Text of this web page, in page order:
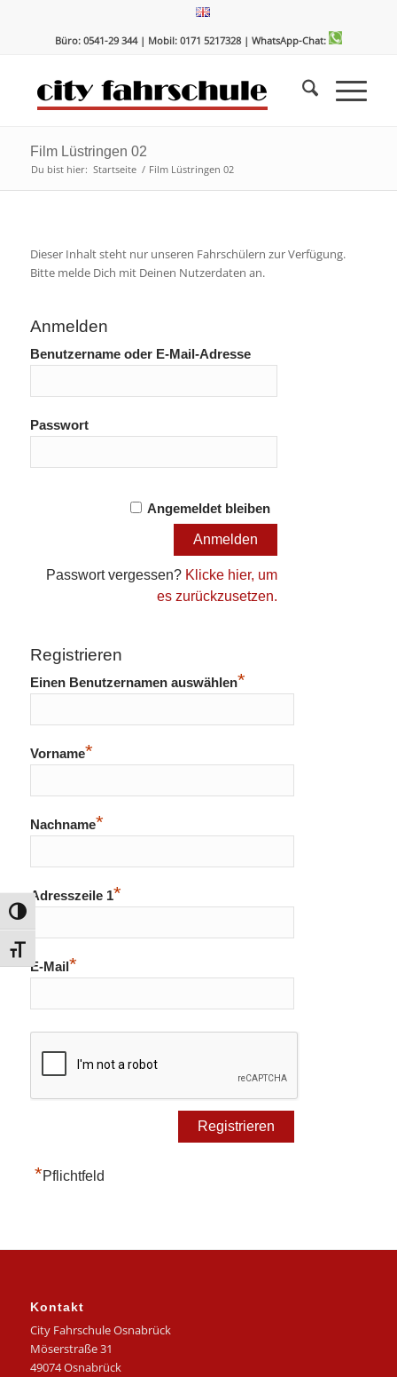
Umschalten auf hohe Kontraste
Schrift vergrößern
Büro: 0541-29 344 | Mobil: 0171 5217328 | WhatsApp-Chat:
Film Lüstringen 02
Du bist hier: Startseite / Film Lüstringen 02
Dieser Inhalt steht nur unseren Fahrschülern zur Verfügung.
Bitte melde Dich mit Deinen Nutzerdaten an.
Anmelden
Benutzername oder E-Mail-Adresse
Passwort
Angemeldet bleiben
Passwort vergessen? Klicke hier, um
es zurückzusetzen.
Registrieren
Einen Benutzernamen auswählen*
Vorname*
Nachname*
Adresszeile 1*
E-Mail *
*Pflichtfeld
Kontakt
City Fahrschule Osnabrück
Möserstraße 31
49074 Osnabrück